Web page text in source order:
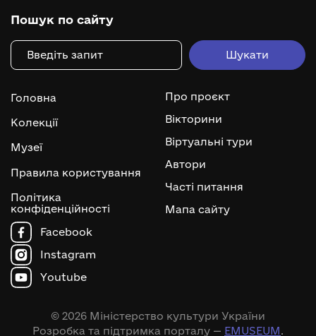
Пошук по сайту
Головна
Колекції
Музеї
Правила користування
Політика
конфіденційності
Про проєкт
Вікторини
Віртуальні тури
Автори
Часті питання
Мапа сайту
Facebook
Instagram
Youtube
© 2026 Міністерство культури України
Розробка та підтримка порталу — EMUSEUM.